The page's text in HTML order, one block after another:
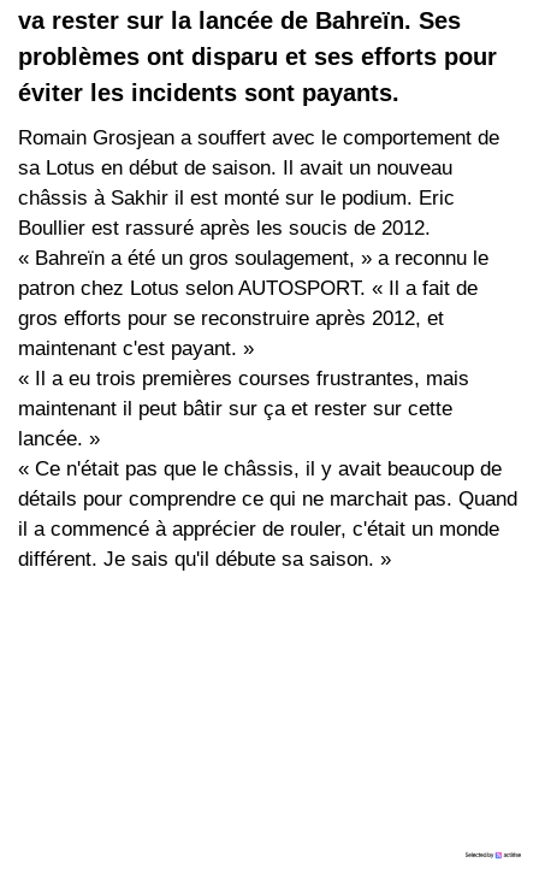
va rester sur la lancée de Bahreïn. Ses
problèmes ont disparu et ses efforts pour
éviter les incidents sont payants.
Romain Grosjean a souffert avec le comportement de
sa Lotus en début de saison. Il avait un nouveau
châssis à Sakhir il est monté sur le podium. Eric
Boullier est rassuré après les soucis de 2012.
« Bahreïn a été un gros soulagement, » a reconnu le
patron chez Lotus selon AUTOSPORT. « Il a fait de
gros efforts pour se reconstruire après 2012, et
maintenant c'est payant. »
« Il a eu trois premières courses frustrantes, mais
maintenant il peut bâtir sur ça et rester sur cette
lancée. »
« Ce n'était pas que le châssis, il y avait beaucoup de
détails pour comprendre ce qui ne marchait pas. Quand
il a commencé à apprécier de rouler, c'était un monde
différent. Je sais qu'il débute sa saison. »